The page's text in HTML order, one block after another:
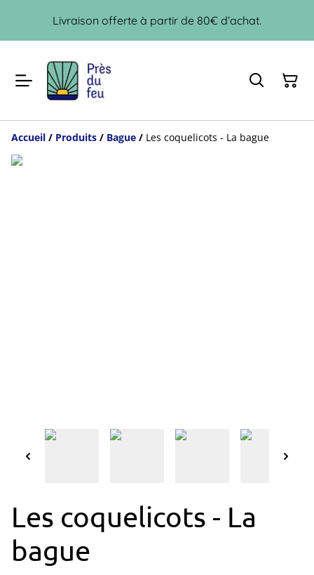
Livraison offerte à partir de 80€ d’achat.
Accueil / Produits / Bague / Les coquelicots - La bague
Les coquelicots - La
bague